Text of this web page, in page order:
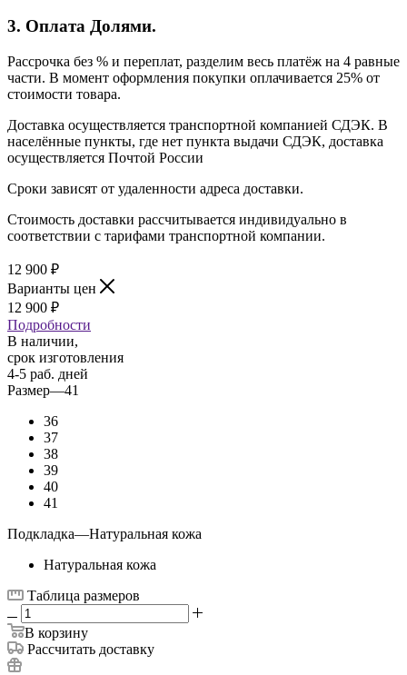
3. Оплата Долями.
Рассрочка без % и переплат, разделим весь платёж на 4 равные
части. В момент оформления покупки оплачивается 25% от
стоимости товара.
Доставка осуществляется транспортной компанией СДЭК. В
населённые пункты, где нет пункта выдачи СДЭК, доставка
осуществляется Почтой России
Сроки зависят от удаленности адреса доставки.
Стоимость доставки рассчитывается индивидуально в
соответствии с тарифами транспортной компании.
12 900 ₽
Варианты цен
12 900 ₽
Подробности
В наличии,
срок изготовления
4-5 раб. дней
Размер—41
36
37
38
39
40
41
Подкладка—Натуральная кожа
Натуральная кожа
Таблица размеров
В корзину
Рассчитать доставку